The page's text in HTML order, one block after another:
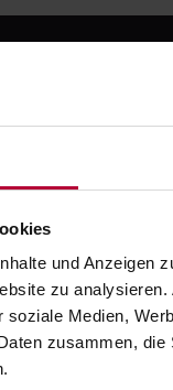
und Anzeigen
zu
Medien,
zusammen,
die moderne Art